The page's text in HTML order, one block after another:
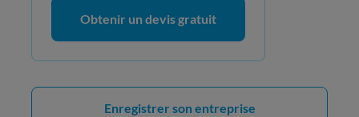
Obtenir un devis gratuit
Enregistrer son entreprise